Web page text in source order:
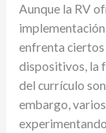
Aunque la RV
enfrenta ciertos
dispositivos, la
del currículo
embargo,